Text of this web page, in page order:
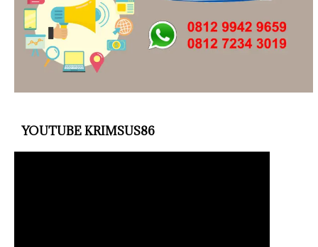
YOUTUBE KRIMSUS86